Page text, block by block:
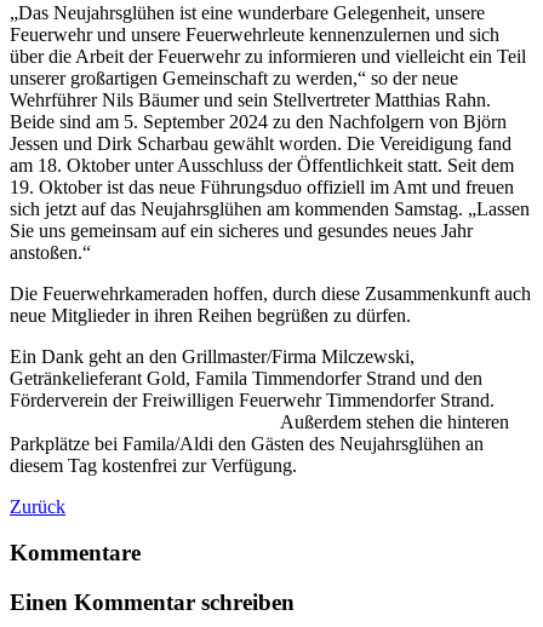
„Das Neujahrsglühen ist eine wunderbare Gelegenheit, unsere
Feuerwehr und unsere Feuerwehrleute kennenzulernen und sich
über die Arbeit der Feuerwehr zu informieren und vielleicht ein Teil
unserer großartigen Gemeinschaft zu werden,“ so der neue
Wehrführer Nils Bäumer und sein Stellvertreter Matthias Rahn.
Beide sind am 5. September 2024 zu den Nachfolgern von Björn
Jessen und Dirk Scharbau gewählt worden. Die Vereidigung fand
am 18. Oktober unter Ausschluss der Öffentlichkeit statt. Seit dem
19. Oktober ist das neue Führungsduo offiziell im Amt und freuen
sich jetzt auf das Neujahrsglühen am kommenden Samstag. „Lassen
Sie uns gemeinsam auf ein sicheres und gesundes neues Jahr
anstoßen.“
Die Feuerwehrkameraden hoffen, durch diese Zusammenkunft auch
neue Mitglieder in ihren Reihen begrüßen zu dürfen.
Ein Dank geht an den Grillmaster/Firma Milczewski,
Getränkelieferant Gold, Famila Timmendorfer Strand und den
Förderverein der Freiwilligen Feuerwehr Timmendorfer Strand.
Außerdem stehen die hinteren
Parkplätze bei Famila/Aldi den Gästen des Neujahrsglühen an
diesem Tag kostenfrei zur Verfügung.
Zurück
Kommentare
Einen Kommentar schreiben